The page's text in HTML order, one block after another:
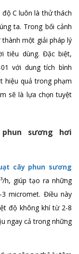
C luôn là thử thách
ta. Trong bối cảnh
một giải pháp lý
tiêu dùng. Đặc biệt,
01 với dung tích bình
hiệu quả trong phạm
sẽ là lựa chọn tuyệt
sương hơi
cây phun sương
h, giúp tạo ra những
micromet. Điều này
độ không khí từ 2-8
ngay cả trong những